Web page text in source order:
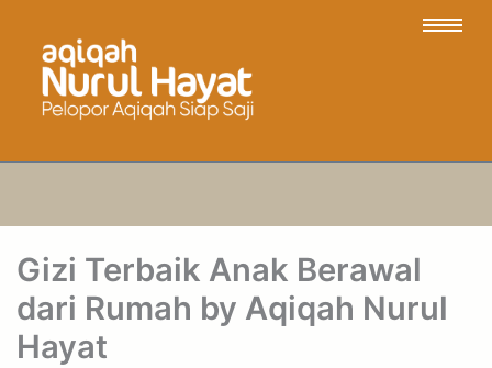
Gizi Terbaik Anak Berawal
dari Rumah by Aqiqah Nurul
Hayat